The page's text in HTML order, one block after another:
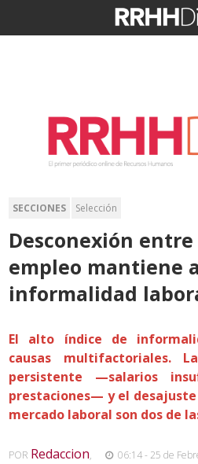
SECCIONES Selección
Desconexión
empleo mantiene
informalidad
El alto índice de
causas multifactoriales.
persistente —salarios
prestaciones— y el
mercado laboral son dos de
POR Redaccion, 06:14 - 25 de